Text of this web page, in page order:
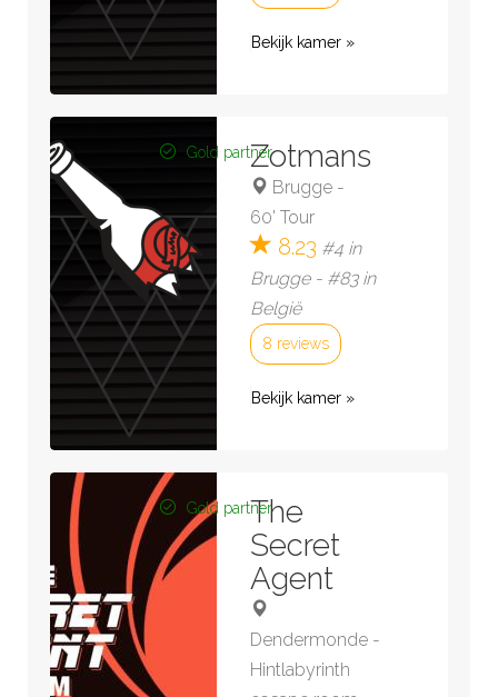
Bekijk kamer »
Gold partnerZotmans
Brugge -
60' Tour
8.23 #4 in
Brugge - #83 in
België
8 reviews
Bekijk kamer »
Gold partnerThe
Secret
Agent
Dendermonde -
Hintlabyrinth